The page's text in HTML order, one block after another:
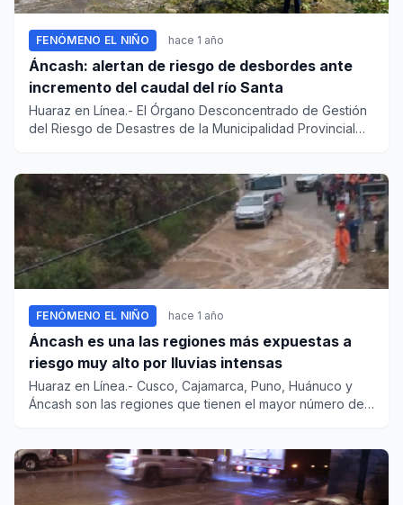
FENÓMENO EL NIÑO hace 1 año
Áncash: alertan de riesgo de desbordes ante
incremento del caudal del río Santa
Huaraz en Línea.- El Órgano Desconcentrado de Gestión
del Riesgo de Desastres de la Municipalidad Provincial
FENÓMENO EL NIÑO hace 1 año
Áncash es una las regiones más expuestas a
riesgo muy alto por lluvias intensas
Huaraz en Línea.- Cusco, Cajamarca, Puno, Huánuco y
Áncash son las regiones que tienen el mayor número de